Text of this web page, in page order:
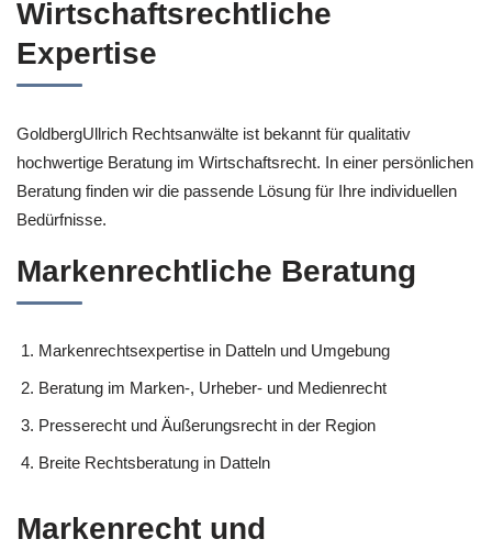
Wirtschaftsrechtliche
Expertise
GoldbergUllrich Rechtsanwälte ist bekannt für qualitativ
hochwertige Beratung im Wirtschaftsrecht. In einer persönlichen
Beratung finden wir die passende Lösung für Ihre individuellen
Bedürfnisse.
Markenrechtliche Beratung
Markenrechtsexpertise in Datteln und Umgebung
Beratung im Marken-, Urheber- und Medienrecht
Presserecht und Äußerungsrecht in der Region
Breite Rechtsberatung in Datteln
Markenrecht und